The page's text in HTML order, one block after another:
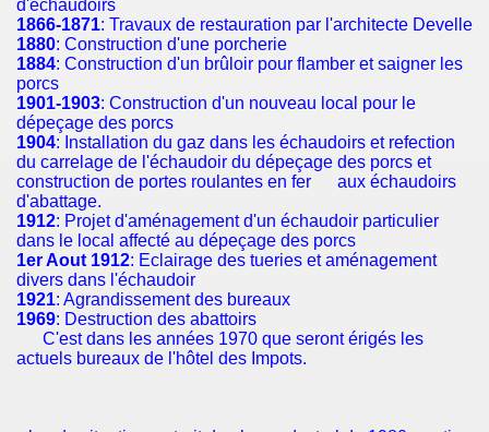
d'échaudoirs
1866-1871: Travaux de restauration par l'architecte Develle
1880: Construction d'une porcherie
1884: Construction d'un brûloir pour flamber et saigner les
porcs
1901-1903: Construction d'un nouveau local pour le
dépeçage des porcs
1904: Installation du gaz dans les échaudoirs et refection
du carrelage de l'échaudoir du dépeçage des porcs et
construction de portes roulantes en fer aux échaudoirs
d'abattage.
1912: Projet d'aménagement d'un échaudoir particulier
dans le local affecté au dépeçage des porcs
1er Aout 1912: Eclairage des tueries et aménagement
divers dans l'échaudoir
1921: Agrandissement des bureaux
1969: Destruction des abattoirs
C'est dans les années 1970 que seront érigés les
actuels bureaux de l'hôtel des Impots.